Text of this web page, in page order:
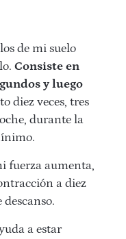
de mi suelo
Consiste en
y luego
diez veces, tres
durante la
fuerza aumenta,
a diez
descanso.
a estar